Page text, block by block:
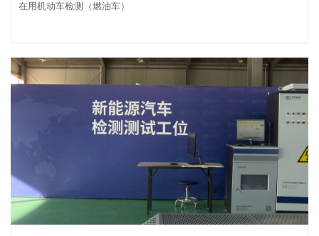
在用机动车检测（燃油车）